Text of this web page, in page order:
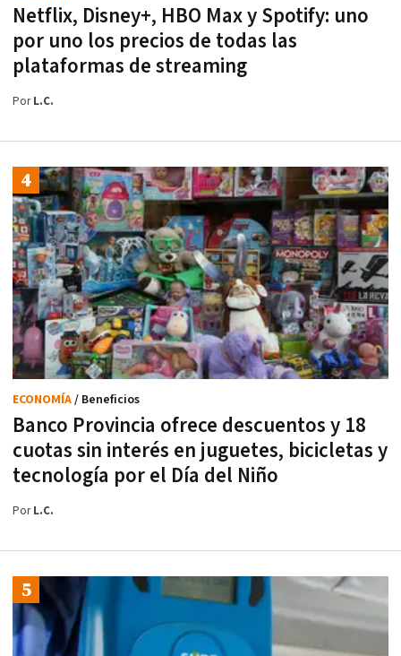
Netflix, Disney+, HBO Max y Spotify: uno
por uno los precios de todas las
plataformas de streaming
PorL.C.
Banco Provincia ofrece descuentos y 18
cuotas sin interés en juguetes, bicicletas y
tecnología por el Día del Niño
ECONOMÍA/ Beneficios
PorL.C.